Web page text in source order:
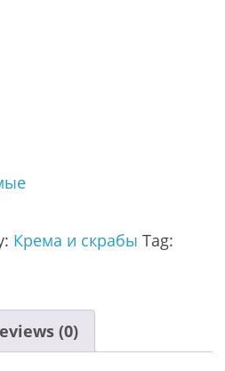
Крема и скрабы Tag:
(0)